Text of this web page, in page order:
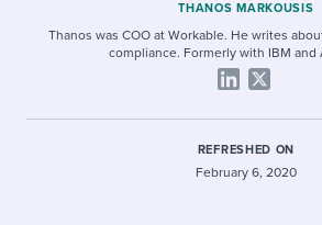
THANOS MARKOUSIS
Thanos was COO at Workable. He writes
compliance. Formerly with IBM and
REFRESHED ON
February 6, 2020